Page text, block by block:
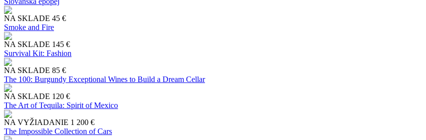
NA SKLADE 45 €
Smoke and Fire
NA SKLADE 145 €
Survival Kit: Fashion
NA SKLADE 85 €
The 100: Burgundy Exceptional Wines to Build a Dream Cellar
NA SKLADE 120 €
The Art of Tequila: Spirit of Mexico
NA VYŽIADANIE 1 200 €
The Impossible Collection of Cars